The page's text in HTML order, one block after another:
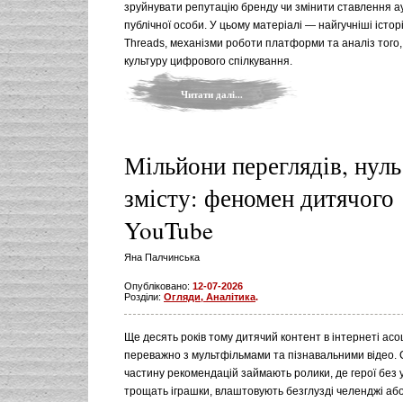
зруйнувати репутацію бренду чи змінити ставлення
публічної особи. У цьому матеріалі — найгучніші
Threads, механізми роботи платформи та аналіз
культуру цифрового спілкування.
Читати далі...
Мільйони переглядів, нуль
змісту: феномен дитячого
YouTube
Яна Палчинська
Опубліковано: 12-07-2026
Розділи: Огляди, Аналітика.
Ще десять років тому дитячий контент в інтернеті
переважно з мультфільмами та пізнавальними відео.
частину рекомендацій займають ролики, де герої без
трощать іграшки, влаштовують безглузді челенджі